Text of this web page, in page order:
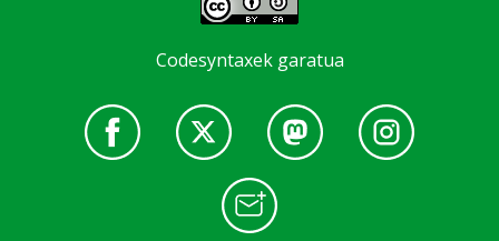
Codesyntaxek garatua